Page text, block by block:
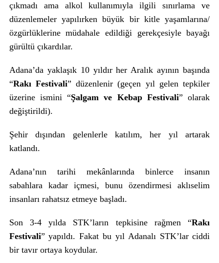
çıkmadı ama alkol kullanımıyla ilgili sınırlama ve
düzenlemeler yapılırken büyük bir kitle yaşamlarına/
özgürlüklerine müdahale edildiği gerekçesiyle bayağı
gürültü çıkardılar.
Adana’da yaklaşık 10 yıldır her Aralık ayının başında
“Rakı Festivali” düzenlenir (geçen yıl gelen tepkiler
üzerine ismini “Şalgam ve Kebap Festivali” olarak
değiştirildi).
Şehir dışından gelenlerle katılım, her yıl artarak
katlandı.
Adana’nın tarihi mekânlarında binlerce insanın
sabahlara kadar içmesi, bunu özendirmesi aklıselim
insanları rahatsız etmeye başladı.
Son 3-4 yılda STK’ların tepkisine rağmen “Rakı
Festivali” yapıldı. Fakat bu yıl Adanalı STK’lar ciddi
bir tavır ortaya koydular.